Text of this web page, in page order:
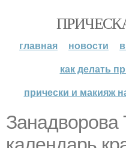
главная новости
как делать
прически и макияж
Занадворова